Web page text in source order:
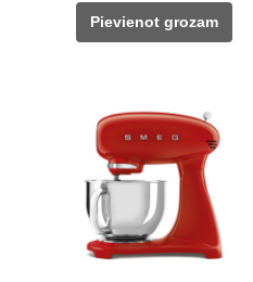
was:
229,00 €.
179,00 €.
Pievienot grozam